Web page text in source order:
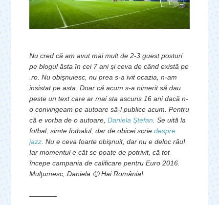
Nu cred că am avut mai mult de 2-3 guest posturi
pe blogul ăsta în cei 7 ani şi ceva de când există pe
.ro. Nu obişnuiesc, nu prea s-a ivit ocazia, n-am
insistat pe asta. Doar că acum s-a nimerit să dau
peste un text care ar mai sta ascuns 16 ani dacă n-
o convingeam pe autoare să-l publice acum. Pentru
că e vorba de o autoare, Daniela Ştefan. Se uită la
fotbal, simte fotbalul, dar de obicei scrie despre
jazz. Nu e ceva foarte obişnuit, dar nu e deloc rău!
Iar momentul e cât se poate de potrivit, că tot
începe campania de calificare pentru Euro 2016.
Mulţumesc, Daniela 🙂 Hai România!
————